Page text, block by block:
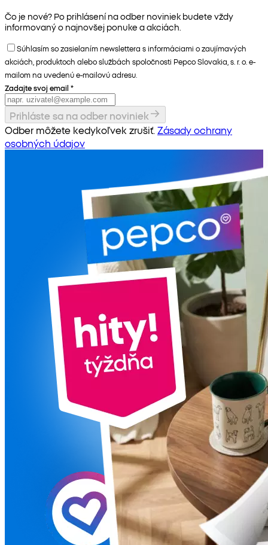
Čo je nové? Po prihlásení na odber noviniek budete vždy
informovaný o najnovšej ponuke a akciách.
Súhlasím so zasielaním newslettera s informáciami o zaujímavých
akciách, produktoch alebo službách spoločnosti Pepco Slovakia, s. r. o. e-
mailom na uvedenú e-mailovú adresu.
Zadajte svoj email *
Prihláste sa na odber noviniek
Odber môžete kedykoľvek zrušiť. Zásady ochrany
osobných údajov